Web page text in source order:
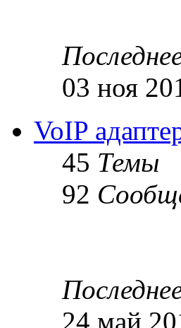
03 ноя
VoIP
45 Темы
92
24 май